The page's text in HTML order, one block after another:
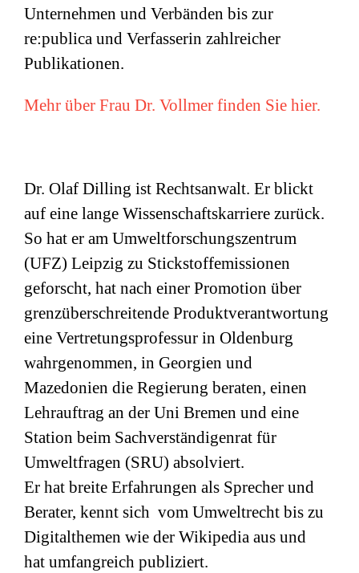
Unternehmen und Verbänden bis zur
re:publica und Verfasserin zahlreicher
Publikationen.
Mehr über Frau Dr. Vollmer finden Sie hier.
Dr. Olaf Dilling ist Rechtsanwalt. Er blickt
auf eine lange Wissenschaftskarriere zurück.
So hat er am Umweltforschungszentrum
(UFZ) Leipzig zu Stickstoffemissionen
geforscht, hat nach einer Promotion über
grenzüberschreitende Produktverantwortung
eine Vertretungsprofessur in Oldenburg
wahrgenommen, in Georgien und
Mazedonien die Regierung beraten, einen
Lehrauftrag an der Uni Bremen und eine
Station beim Sachverständigenrat für
Umweltfragen (SRU) absolviert.
Er hat breite Erfahrungen als Sprecher und
Berater, kennt sich vom Umweltrecht bis zu
Digitalthemen wie der Wikipedia aus und
hat umfangreich publiziert.